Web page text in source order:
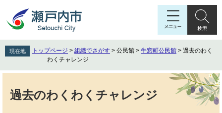
先
頭
を
飛
現在地 トップページ > 組織でさがす > 公民館 > 牛窓町公民館 > 過去のわく
わくチャレンジ
過去のわくわくチャレンジ